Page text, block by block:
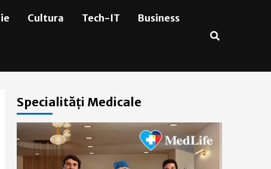
Cultura Tech-IT Business
Specialități Medicale